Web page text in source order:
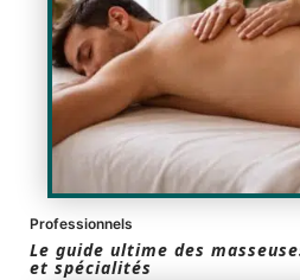
Professionnels
Le guide ultime des
et spécialités